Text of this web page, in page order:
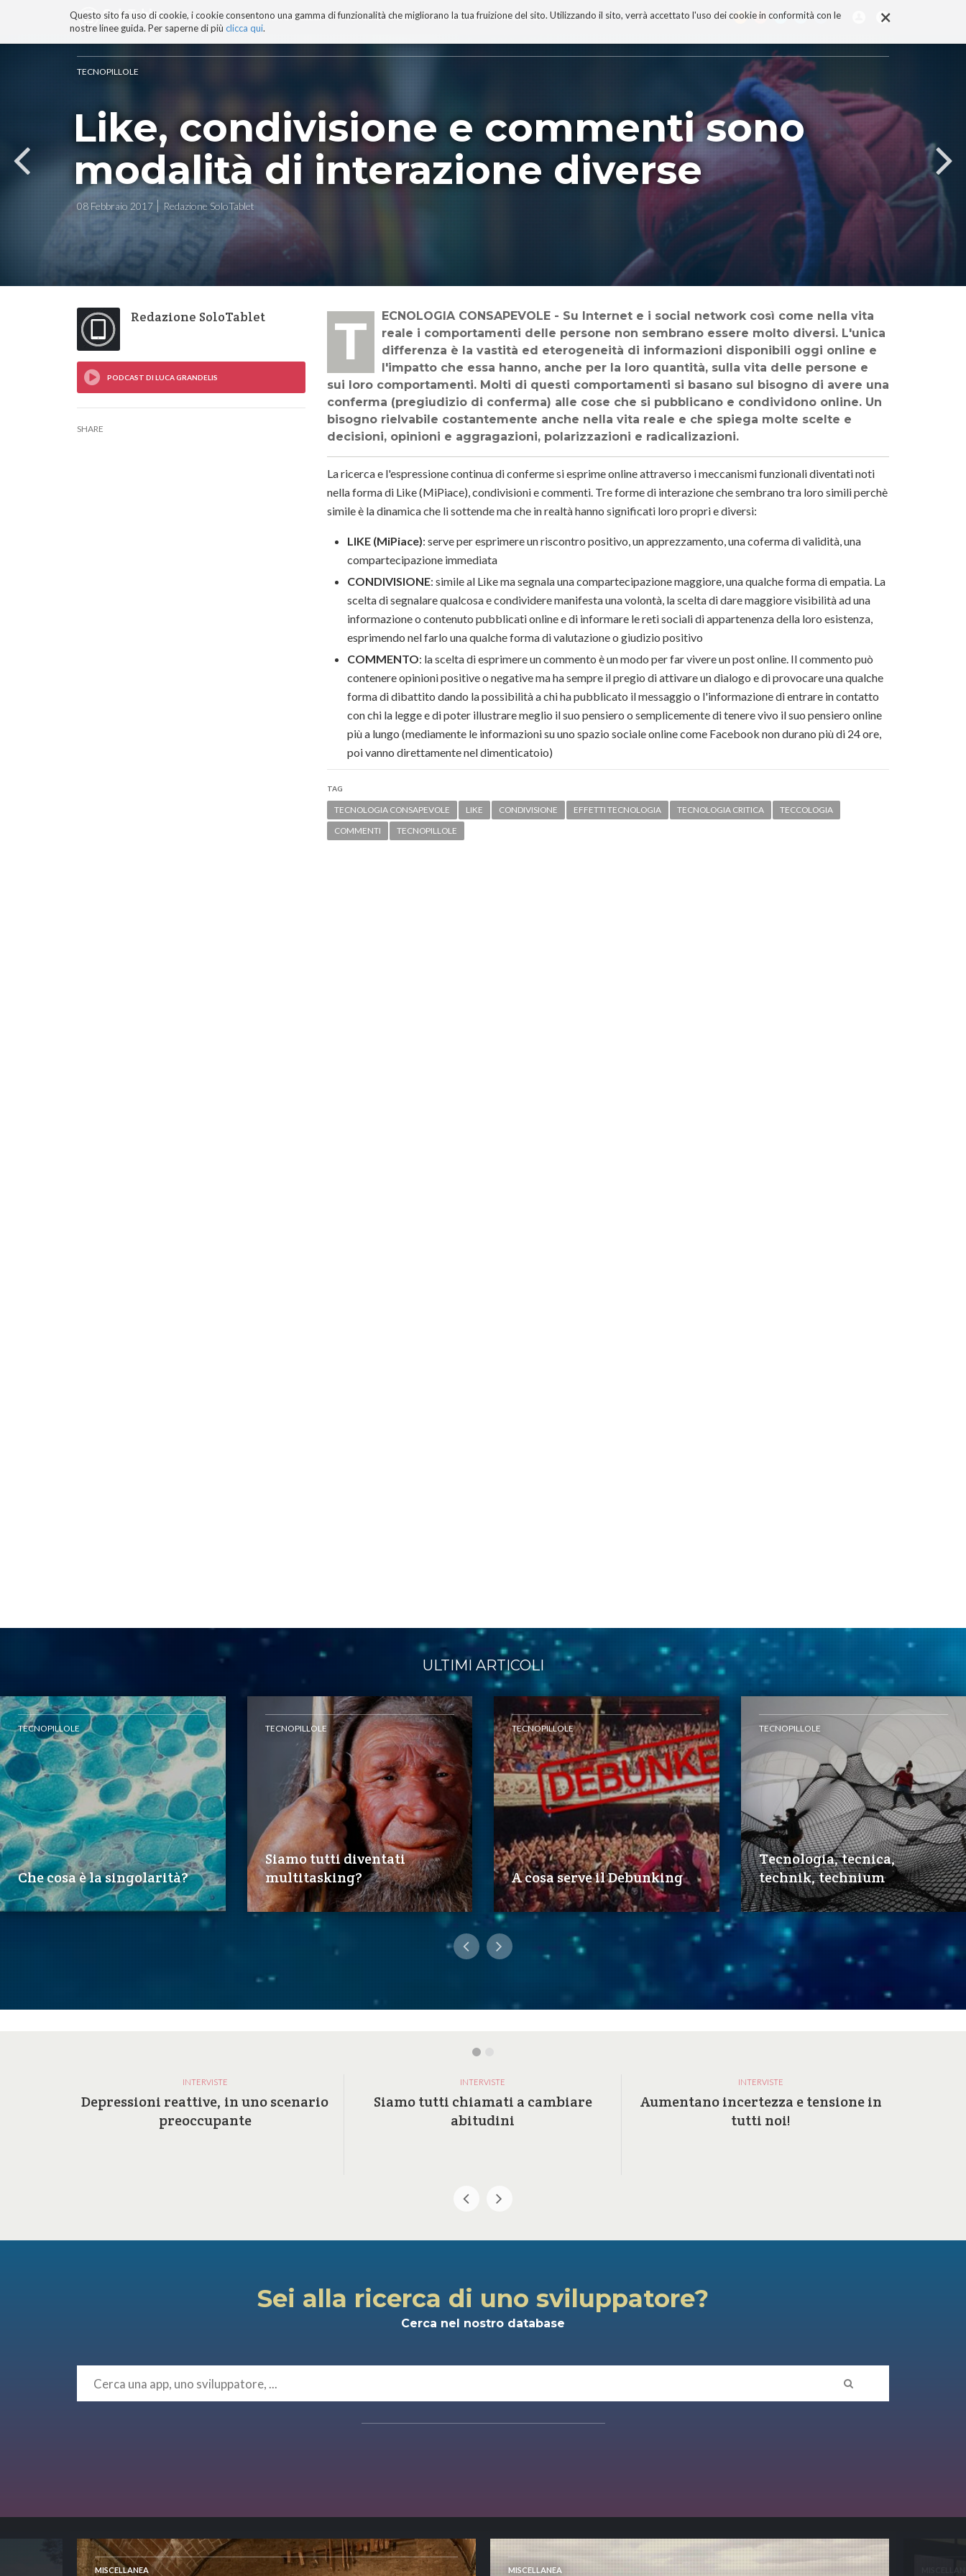
×
Questo sito fa uso di cookie, i cookie consentono una gamma di funzionalità che migliorano la tua fruizione del sito. Utilizzando il sito, verrà accettato l'uso dei cookie in conformità con le
nostre linee guida. Per saperne di più clicca qui.
BLOG TECNOCONSAPEVOLEZZA TECNOBIBLIOGRAFIA I MIEI LIBRI PROGETTO
ai
contenuti.
alla
navigazione
TECNOPILLOLE
Like, condivisione e commenti sono
modalità di interazione diverse
08 Febbraio 2017 Redazione SoloTablet
Redazione SoloTablet
SHARE
TECNOLOGIA CONSAPEVOLE - Su Internet e i social network così come nella vita
reale i comportamenti delle persone non sembrano essere molto diversi. L'unica
differenza è la vastità ed eterogeneità di informazioni disponibili oggi online e
l'impatto che essa hanno, anche per la loro quantità, sulla vita delle persone e
sui loro comportamenti. Molti di questi comportamenti si basano sul bisogno di avere una
conferma (pregiudizio di conferma) alle cose che si pubblicano e condividono online. Un
bisogno rielvabile costantemente anche nella vita reale e che spiega molte scelte e
decisioni, opinioni e aggragazioni, polarizzazioni e radicalizazioni.
La ricerca e l'espressione continua di conferme si esprime online attraverso i meccanismi funzionali diventati noti
nella forma di Like (MiPiace), condivisioni e commenti. Tre forme di interazione che sembrano tra loro simili perchè
simile è la dinamica che li sottende ma che in realtà hanno significati loro propri e diversi:
LIKE (MiPiace): serve per esprimere un riscontro positivo, un apprezzamento, una coferma di validità, una
compartecipazione immediata
CONDIVISIONE: simile al Like ma segnala una compartecipazione maggiore, una qualche forma di empatia. La
scelta di segnalare qualcosa e condividere manifesta una volontà, la scelta di dare maggiore visibilità ad una
informazione o contenuto pubblicati online e di informare le reti sociali di appartenenza della loro esistenza,
esprimendo nel farlo una qualche forma di valutazione o giudizio positivo
COMMENTO: la scelta di esprimere un commento è un modo per far vivere un post online. Il commento può
contenere opinioni positive o negative ma ha sempre il pregio di attivare un dialogo e di provocare una qualche
forma di dibattito dando la possibilità a chi ha pubblicato il messaggio o l'informazione di entrare in contatto
con chi la legge e di poter illustrare meglio il suo pensiero o semplicemente di tenere vivo il suo pensiero online
più a lungo (mediamente le informazioni su uno spazio sociale online come Facebook non durano più di 24 ore,
poi vanno direttamente nel dimenticatoio)
TAG
TECNOLOGIA CONSAPEVOLE LIKE CONDIVISIONE EFFETTI TECNOLOGIA TECNOLOGIA CRITICA
TECCOLOGIA
COMMENTI
TECNOPILLOLE
ULTIMI ARTICOLI
TECNOPILLOLE
Che cosa è la singolarità?
TECNOPILLOLE
Siamo tutti diventati
multitasking?
TECNOPILLOLE
A cosa serve il Debunking
TECNOPILLOLE
Tecnologia, tecnica,
technik, technium
INTERVISTE
Depressioni reattive, in uno scenario
preoccupante
INTERVISTE
Siamo tutti chiamati a cambiare
abitudini
INTERVISTE
Aumentano incertezza e tensione in
tutti noi!
Sei alla ricerca di uno sviluppatore?
Cerca nel nostro database
MISCELLANEA MISCELLANEA